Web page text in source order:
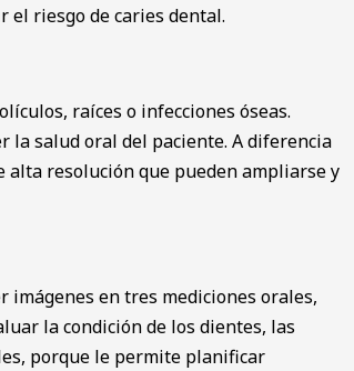
riesgo de caries dental.
raíces o infecciones óseas.
la salud oral del paciente. A diferencia
alta resolución que pueden ampliarse y
imágenes en tres mediciones orales,
la condición de los dientes, las
porque le permite planificar